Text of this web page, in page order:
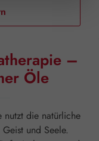
–
Öle
nutzt die natürliche
und Seele.